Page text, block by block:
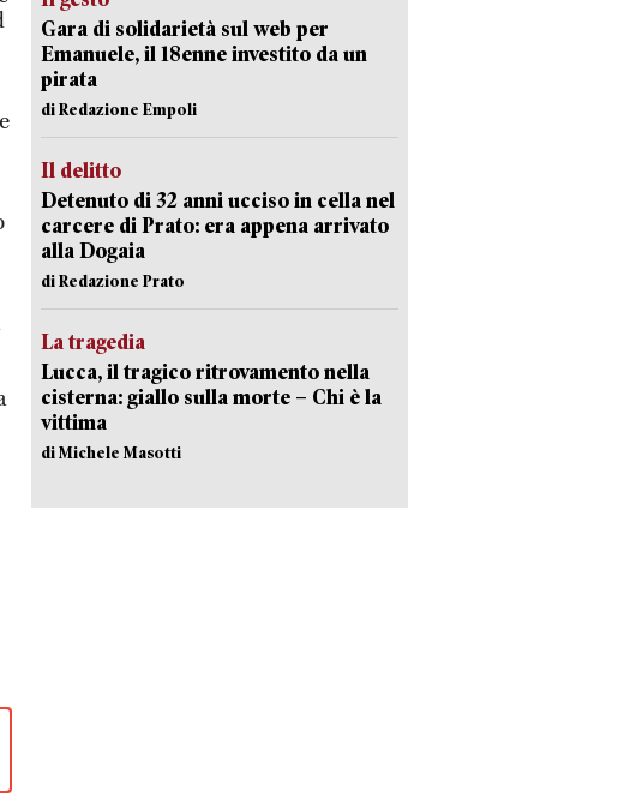
Gara di solidarietà sul web per
Emanuele, il 18enne investito da un
pirata
di Redazione Empoli
Il delitto
Detenuto di 32 anni ucciso in cella nel
carcere di Prato: era appena arrivato
alla Dogaia
di Redazione Prato
La tragedia
Lucca, il tragico ritrovamento nella
cisterna: giallo sulla morte – Chi è la
vittima
di Michele Masotti